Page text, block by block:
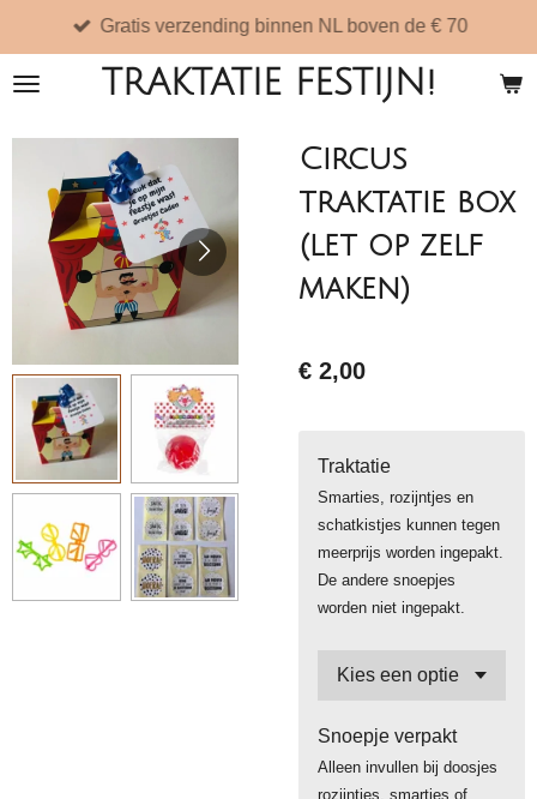
direct
naar
hoofdinhoud
TRAKTATIE FESTIJN!
Gratis verzending binnen NL boven de € 70
Circus
traktatie box
(let op zelf
maken)
€ 2,00
Traktatie
Smarties, rozijntjes en
schatkistjes kunnen tegen
meerprijs worden ingepakt.
De andere snoepjes
worden niet ingepakt.
Snoepje verpakt
Alleen invullen bij doosjes
rozijntjes, smarties of